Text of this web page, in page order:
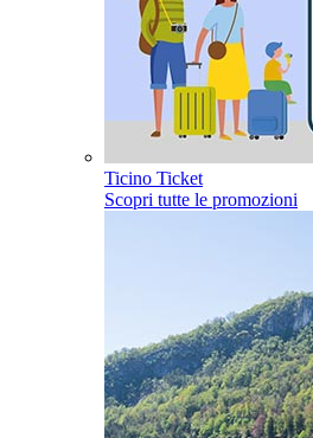
Ticino Ticket
Scopri tutte le promozioni